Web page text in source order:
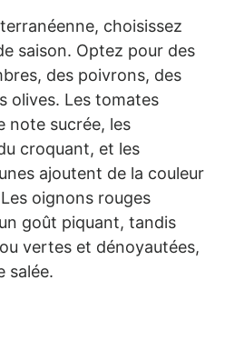
choisissez
saison. Optez pour des
des poivrons, des
olives. Les tomates
note sucrée, les
croquant, et les
ajoutent de la couleur
oignons rouges
goût piquant, tandis
vertes et dénoyautées,
salée.